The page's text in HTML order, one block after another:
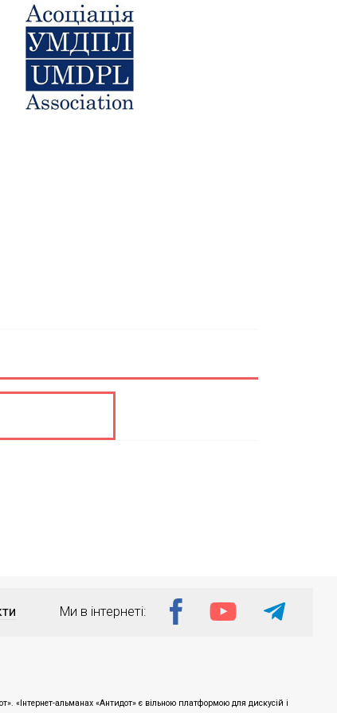
Ми в інтернеті:
«Інтернет-альманах «Антидот» є вільною платформою для дискусій і